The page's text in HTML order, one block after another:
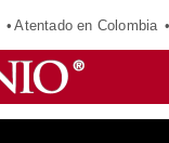
Atentado en Colombia